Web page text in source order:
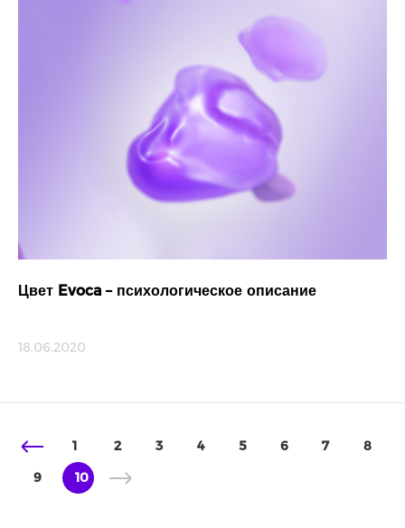
Цвет Evoca – психологическое описание
18.06.2020
1 2 3 4 5 6 7
8
9
10